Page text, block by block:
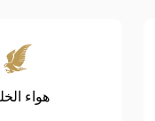
هواء